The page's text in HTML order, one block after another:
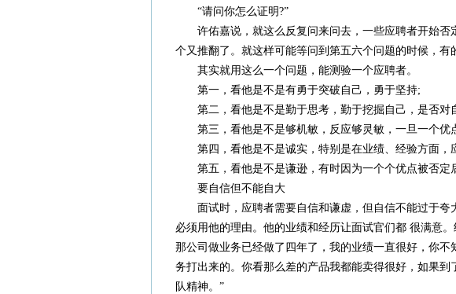
“请问你怎么证明?”
许佑嘉说，就这么反复问来问去，一些应聘者开始否
个又推翻了。就这样可能等问到第五六个问题的时候，有
其实就用这么一个问题，能测验一个应聘者。
第一，看他是不是有勇于突破自己，勇于坚持;
第二，看他是不是勤于思考，勤于挖掘自己，是否对
第三，看他是不是够机敏，反应够灵敏，一旦一个优
第四，看他是不是诚实，特别是在业绩、经验方面，
第五，看他是不是谦逊，有时因为一个个优点被否定
要自信但不能自大
面试时，应聘者需要自信和谦虚，但自信不能过于夸
必须用他的理由。他的业绩和经历让面试官们都 很满意
那公司做业务已经做了四年了，我的业绩一直很好，你
务打出来的。你看那么差的产品我都能卖得很好，如果
队精神。”